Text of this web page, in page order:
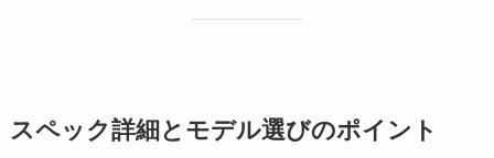
スペック詳細とモデル選びのポイント